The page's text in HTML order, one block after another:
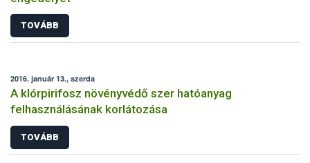
TOVÁBB
2016. január 13., szerda
A klórpirifosz növényvédő szer hatóanyag
felhasználásának korlátozása
TOVÁBB